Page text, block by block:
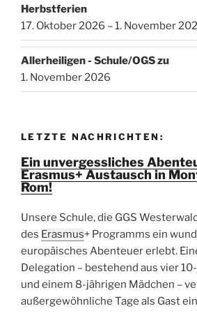
Herbstferien
17. Oktober 2026 – 1. November
Allerheiligen - Schule/OGS zu
1. November 2026
LETZTE NACHRICHTEN:
Ein unvergessliches
Erasmus+ Austausch in
Rom!
Unsere Schule, die GGS
des Erasmus+ Programms ein
europäisches Abenteuer erlebt.
Delegation – bestehend aus vier
und einem 8-jährigen Mädchen –
außergewöhnliche Tage als Gast